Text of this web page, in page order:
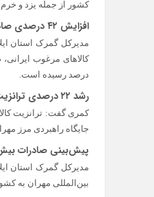
کشور از جمله یزد و
افزایش ۴۲ درصدی صادرات در شهریورماه
مدیرکل گمرک استان
درصد رسیده است.
رشد ۲۲ درصدی ترانزیت کالا در نیمه نخست سال
جایگاه راهبردی مرز
پیش‌بینی صادرات
مدیرکل گمرک استان
بین‌المللی مهران به